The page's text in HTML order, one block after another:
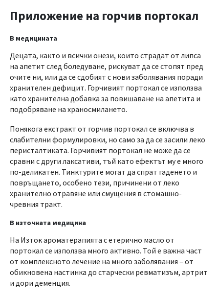
Приложение на горчив портокал
В медицината
Децата, както и всички онези, които страдат от липса
на апетит след боледуване, рискуват да се стопят пред
очите ни, или да се сдобият с нови заболявания поради
хранителен дефицит. Горчивият портокал се използва
като хранителна добавка за повишаване на апетита и
подобряване на храносмилането.
Понякога екстракт от горчив портокал се включва в
слабителни формулировки, но само за да се засили леко
перисталтиката. Горчивият портокал не може да се
сравни с други лаксативи, тъй като ефектът му е много
по-деликатен. Тинктурите могат да спрат гаденето и
повръщането, особено тези, причинени от леко
хранително отравяне или смущения в стомашно-
чревния тракт.
В източната медицина
На Изток ароматерапията с етерично масло от
портокал се използва много активно. Той е важна част
от комплексното лечение на много заболявания – от
обикновена настинка до старчески ревматизъм, артрит
и дори деменция.